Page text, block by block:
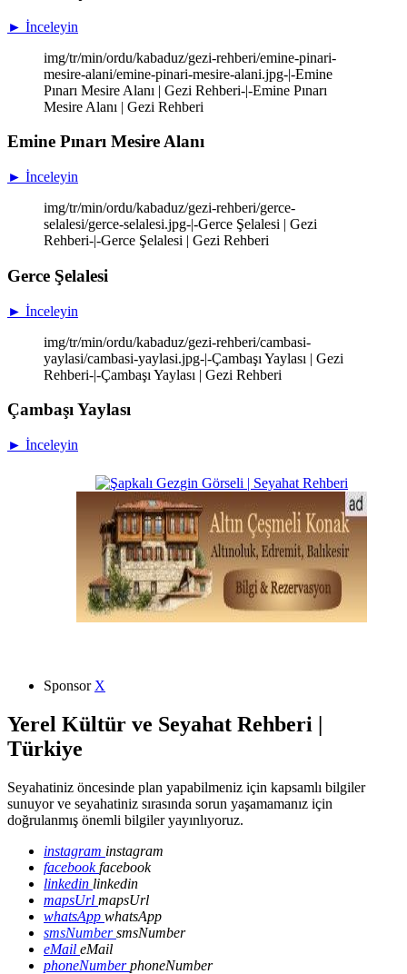
► İnceleyin
img/tr/min/ordu/kabaduz/gezi-rehberi/emine-pinari-
mesire-alani/emine-pinari-mesire-alani.jpg-|-Emine
Pınarı Mesire Alanı | Gezi Rehberi-|-Emine Pınarı
Mesire Alanı | Gezi Rehberi
Emine Pınarı Mesire Alanı
► İnceleyin
img/tr/min/ordu/kabaduz/gezi-rehberi/gerce-
selalesi/gerce-selalesi.jpg-|-Gerce Şelalesi | Gezi
Rehberi-|-Gerce Şelalesi | Gezi Rehberi
Gerce Şelalesi
► İnceleyin
img/tr/min/ordu/kabaduz/gezi-rehberi/cambasi-
yaylasi/cambasi-yaylasi.jpg-|-Çambaşı Yaylası | Gezi
Rehberi-|-Çambaşı Yaylası | Gezi Rehberi
Çambaşı Yaylası
► İnceleyin
Sponsor X
Yerel Kültür ve Seyahat Rehberi |
Türkiye
Seyahatiniz öncesinde plan yapabilmeniz için kapsamlı bilgiler
sunuyor ve seyahatiniz sırasında sorun yaşamamanız için
doğrulanmış önemli bilgiler yayınlıyoruz.
instagram instagram
facebookfacebook
linkedin linkedin
mapsUrl mapsUrl
whatsApp whatsApp
smsNumbersmsNumber
eMail eMail
phoneNumberphoneNumber